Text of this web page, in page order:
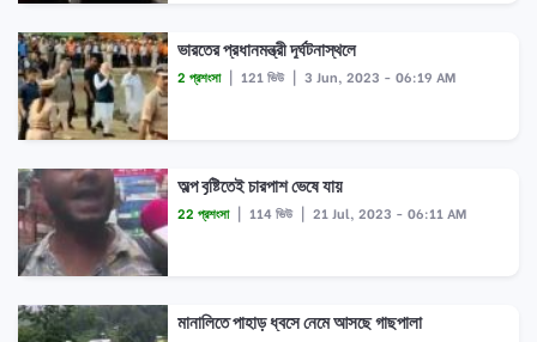
ভারতের প্রধানমন্ত্রী দূর্ঘটনাস্থলে
2 প্রশংসা | 121 ভিউ | 3 Jun, 2023 - 06:19 AM
অল্প বৃষ্টিতেই চারপাশ ভেষে যায়
22 প্রশংসা | 114 ভিউ | 21 Jul, 2023 - 06:11 AM
মানালিতে পাহাড় ধ্বসে নেমে আসছে গাছপালা